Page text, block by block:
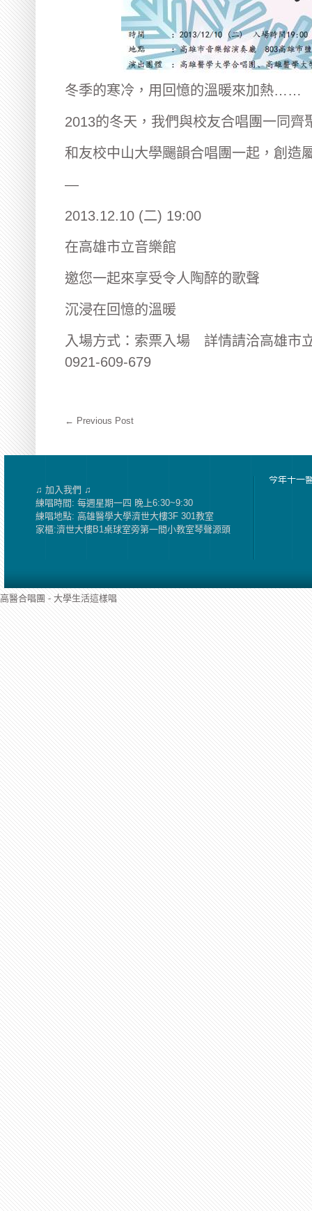
冬季的寒冷，用回憶的溫暖來加熱……
2013的冬天，我們與校友合唱團一同齊
和友校中山大學颺韻合唱團一起，創造
—
2013.12.10 (二) 19:00
在高雄市立音樂館
邀您一起來享受令人陶醉的歌聲
沉浸在回憶的溫暖
入場方式：索票入場 詳情請洽高雄市
0921-609-679
← Previous Post
♫ 加入我們 ♫
練唱時間: 每週星期一四 晚上6:30~9:30
練唱地點: 高雄醫學大學濟世大樓3F 301教室
家櫃:濟世大樓B1桌球室旁第一間小教室琴聲源頭
今年十一
高醫合唱團 - 大學生活這樣唱